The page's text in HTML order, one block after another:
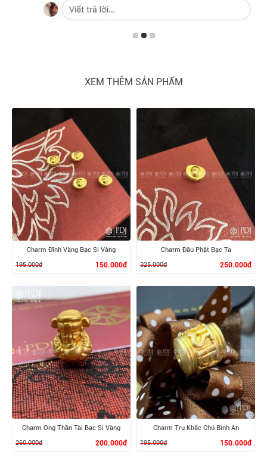
XEM THÊM SẢN PHẨM
XEM CHI TIẾT
Charm Đĩnh Vàng Bạc Si Vàng
195.000đ
150.000đ
XEM CHI TIẾT
Charm Đầu Phật Bạc Ta
325.000đ
250.000đ
Charm Ông Thần Tài Bạc Si Vàng
260.000đ
200.000đ
Charm Trụ Khắc Chú Bình An
195.000đ
150.000đ